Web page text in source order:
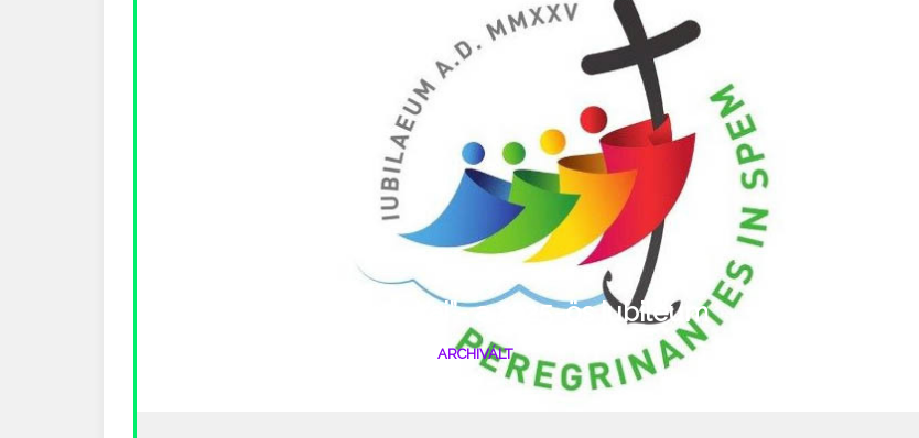
„A remény zarándokai”- a 2025-ös jubileum
ARCHIVÁLT